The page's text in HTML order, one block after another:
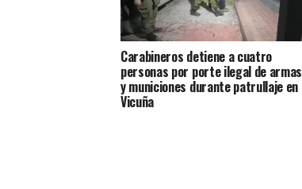
Carabineros detiene a cuatro
personas por porte ilegal de armas
y municiones durante patrullaje en
Vicuña